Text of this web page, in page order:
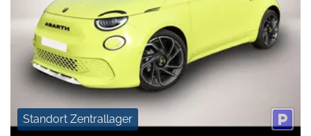
Standort Zentrallager